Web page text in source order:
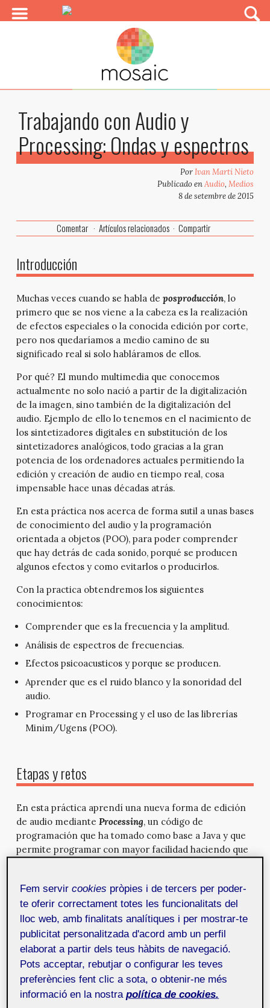
Trabajando con Audio y
Processing: Ondas y espectros
PorIvan Martí Nieto
Publicado enAudio,Medios
8 de setembre de 2015
Comentar Artículos relacionados Compartir
Introducción
Muchas veces cuando se habla de posproducción, lo
primero que se nos viene a la cabeza es la realización
de efectos especiales o la conocida edición por corte,
pero nos quedaríamos a medio camino de su
significado real si solo habláramos de ellos.
Por qué? El mundo multimedia que conocemos
actualmente no solo nació a partir de la digitalización
de la imagen, sino también de la digitalización del
audio. Ejemplo de ello lo tenemos en el nacimiento de
los sintetizadores digitales en substitución de los
sintetizadores analógicos, todo gracias a la gran
potencia de los ordenadores actuales permitiendo la
edición y creación de audio en tiempo real, cosa
impensable hace unas décadas atrás.
En esta práctica nos acerca de forma sutil a unas bases
de conocimiento del audio y la programación
orientada a objetos (POO), para poder comprender
que hay detrás de cada sonido, porqué se producen
algunos efectos y como evitarlos o producirlos.
Con la practica obtendremos los siguientes
conocimientos:
Comprender que es la frecuencia y la amplitud.
Análisis de espectros de frecuencias.
Efectos psicoacusticos y porque se producen.
Aprender que es el ruido blanco y la sonoridad del
audio.
Programar en Processing y el uso de las librerías
Minim/Ugens (POO).
Etapas y retos
En esta práctica aprendí una nueva forma de edición
de audio mediante Processing, un código de
programación que ha tomado como base a Java y que
permite programar con mayor facilidad haciendo que
La práctica se basa en tres actividades en las que se
tiene que realizar un programa por actividad, creado
mediante
Processing. A parte de resolver la forma de
como programar y realizar el código, se tenía que
investigar y explicar los efectos producidos por los
programas. Así que para resolver las actividades,
previamente se debe tener unos conocimientos
mínimos de audio como de Processing. Así que antes
de embarcarme en su desarrollo, realicé unos pasos
Fem servircookies pròpies i de tercers per poder-
te oferir correctament totes les funcionalitats del
lloc web, amb finalitats analítiques i per mostrar-te
publicitat personalitzada d'acord amb un perfil
elaborat a partir dels teus hàbits de navegació.
Pots acceptar, rebutjar o configurar les teves
preferències fent clic a sota, o obtenir-ne més
informació en la nostra política de cookies.